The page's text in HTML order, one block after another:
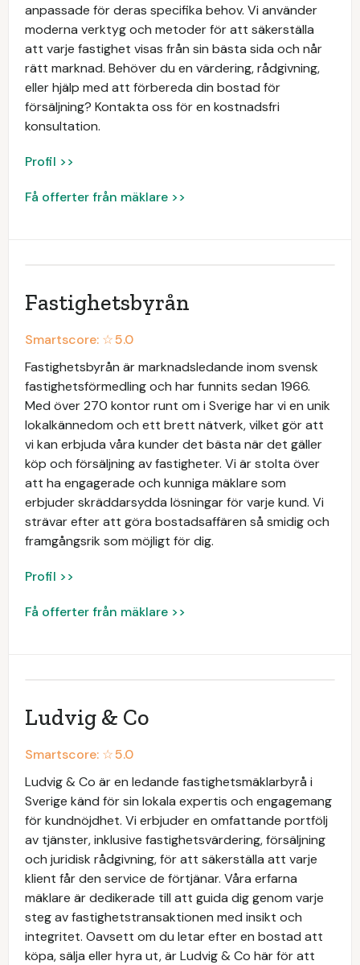
anpassade för deras specifika behov. Vi använder
moderna verktyg och metoder för att säkerställa
att varje fastighet visas från sin bästa sida och når
rätt marknad. Behöver du en värdering, rådgivning,
eller hjälp med att förbereda din bostad för
försäljning? Kontakta oss för en kostnadsfri
konsultation.
Profil >>
Få offerter från mäklare >>
Fastighetsbyrån
Smartscore: ☆5.0
Fastighetsbyrån är marknadsledande inom svensk
fastighetsförmedling och har funnits sedan 1966.
Med över 270 kontor runt om i Sverige har vi en unik
lokalkännedom och ett brett nätverk, vilket gör att
vi kan erbjuda våra kunder det bästa när det gäller
köp och försäljning av fastigheter. Vi är stolta över
att ha engagerade och kunniga mäklare som
erbjuder skräddarsydda lösningar för varje kund. Vi
strävar efter att göra bostadsaffären så smidig och
framgångsrik som möjligt för dig.
Profil >>
Få offerter från mäklare >>
Ludvig & Co
Smartscore: ☆5.0
Ludvig & Co är en ledande fastighetsmäklarbyrå i
Sverige känd för sin lokala expertis och engagemang
för kundnöjdhet. Vi erbjuder en omfattande portfölj
av tjänster, inklusive fastighetsvärdering, försäljning
och juridisk rådgivning, för att säkerställa att varje
klient får den service de förtjänar. Våra erfarna
mäklare är dedikerade till att guida dig genom varje
steg av fastighetstransaktionen med insikt och
integritet. Oavsett om du letar efter en bostad att
köpa, sälja eller hyra ut, är Ludvig & Co här för att